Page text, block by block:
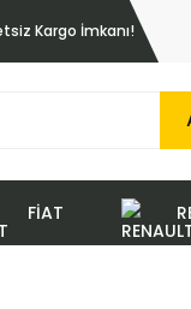
Kargo İmkanı!
FİAT